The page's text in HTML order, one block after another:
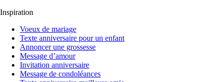
Inspiration
Voeux de mariage
Texte anniversaire pour un enfant
Annoncer une grossesse
Message d’amour
Invitation anniversaire
Message de condoléances